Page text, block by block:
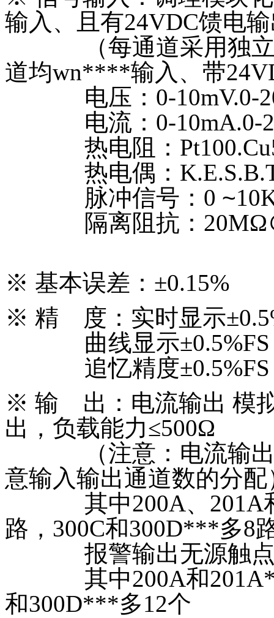
输入、且有24VDC馈电
（每通道采用独立单
道均wn****输入、带
电压：0-10mV.0-
电流：0-10mA.0-
热电阻：
热电偶：
脉冲信号：0 ~
隔离阻抗：20MΩ
※ 基本误差：±0.15%
※ 精 度：实时显示
曲线显示±0.5%FS
追忆精度±0.5%FS
※ 输 出：电流输出 模
出，负载能力≤500Ω
（注意：电流输出将
意输入输出通道数的分配
其中200A、201A和
路，300C和300D***多8
报警输出无源触点开
其中200A和201A***
和300D***多12个